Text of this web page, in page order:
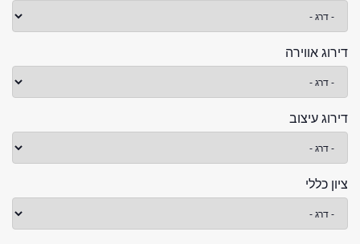
דירוג אווירה
דירוג עיצוב
ציון כללי